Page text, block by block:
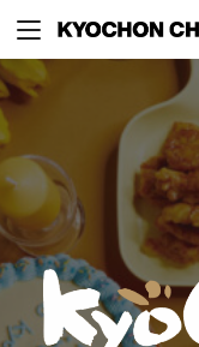
探索菜单
线上订餐